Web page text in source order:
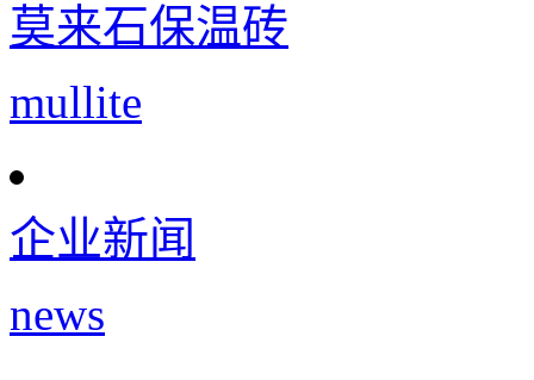
莫来石保温砖
mullite
企业新闻
news